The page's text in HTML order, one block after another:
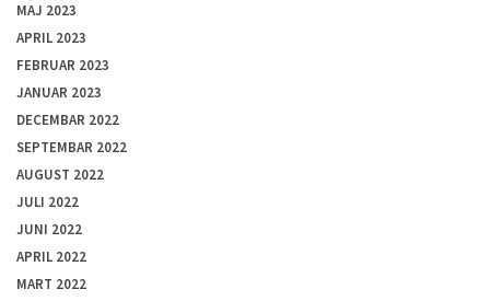
MAJ 2023
APRIL 2023
FEBRUAR 2023
JANUAR 2023
DECEMBAR 2022
SEPTEMBAR 2022
AUGUST 2022
JULI 2022
JUNI 2022
APRIL 2022
MART 2022